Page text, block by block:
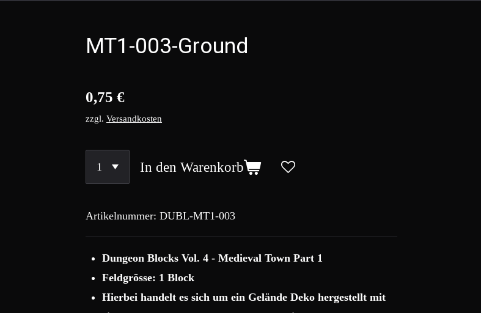
MT1-003-Ground
0,75 €
zzgl. Versandkosten
In den Warenkorb
Artikelnummer: DUBL-MT1-003
Dungeon Blocks Vol. 4 - Medieval Town Part 1
Feldgrösse: 1 Block
Hierbei handelt es sich um ein Gelände Deko hergestellt mit